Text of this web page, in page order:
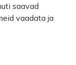
saavad
vaadata ja